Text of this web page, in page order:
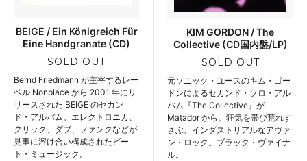
BEIGE / Ein Königreich Für
Eine Handgranate (CD)
SOLD OUT
Bernd Friedmann が主宰するレー
ベル Nonplace から 2001 年にリ
リースされた BEIGE のセカン
ド・アルバム。エレクトロニカ、
クリック、ダブ、ファンクなどが
見事に溶け合い構成されたビー
ト・ミュージック。
KIM GORDON / The
Collective (CD国内盤/LP)
SOLD OUT
元ソニック・ユースのキム・ゴー
ドンによるセカンド・ソロ・アル
バム『The Collective』が
Matador から。狂気を帯び荒れす
さぶ、インダストリアルなアヴァ
ン・ロック。ブラック・ヴァイナ
ル。